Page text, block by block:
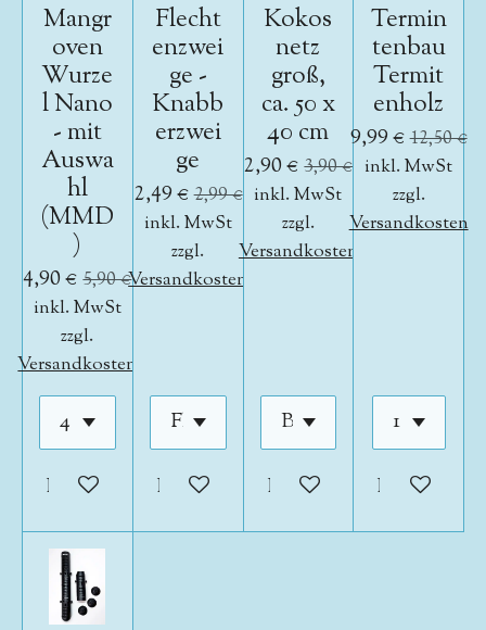
Mangr
oven
Wurze
l Nano
- mit
Auswa
hl
(MMD
)
4,90 € 5,90 €
inkl. MwSt
zzgl.
Versandkosten
In den Warenkorb
Flecht
enzwei
ge -
Knabb
erzwei
ge
2,49 €2,99 €
inkl. MwSt
zzgl.
Versandkosten
In den Warenkorb
Kokos
netz
groß,
ca. 50 x
40 cm
2,90 € 3,90 €
inkl. MwSt
zzgl.
Versandkosten
In den Warenkorb
Termin
tenbau
Termit
enholz
9,99 €12,50 €
inkl. MwSt
zzgl.
Versandkosten
In den